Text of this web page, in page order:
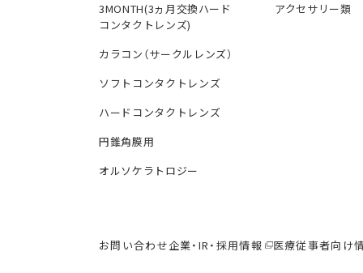
3MONTH(3ヵ月交換ハード
コンタクトレンズ)
カラコン（サークルレンズ）
ソフトコンタクトレンズ
ハードコンタクトレンズ
円錐角膜用
オルソケラトロジー
アクセサリー類
お問い合わせ企業・IR・採用情報 医療従事者向け